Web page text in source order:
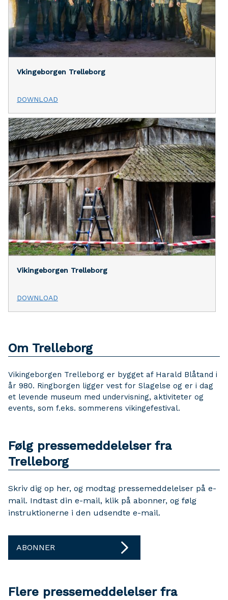
Vkingeborgen Trelleborg
DOWNLOAD
Vikingeborgen Trelleborg
DOWNLOAD
Om Trelleborg
Vikingeborgen Trelleborg er bygget af Harald Blåtand i
år 980. Ringborgen ligger vest for Slagelse og er i dag
et levende museum med undervisning, aktiviteter og
events, som f.eks. sommerens vikingefestival.
Følg pressemeddelelser fra
Trelleborg
Skriv dig op her, og modtag pressemeddelelser på e-
mail. Indtast din e-mail, klik på abonner, og følg
instruktionerne i den udsendte e-mail.
ABONNER
Flere pressemeddelelser fra